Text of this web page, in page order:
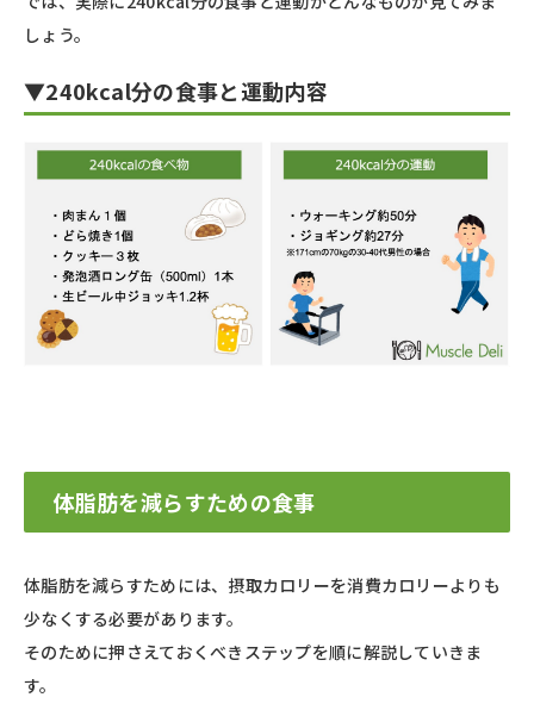
しょう。
▼240kcal分の食事と運動内容
体脂肪を減らすための食事
体脂肪を減らすためには、摂取カロリーを消費カロリーよりも
少なくする必要があります。
そのために押さえておくべきステップを順に解説していきま
す。